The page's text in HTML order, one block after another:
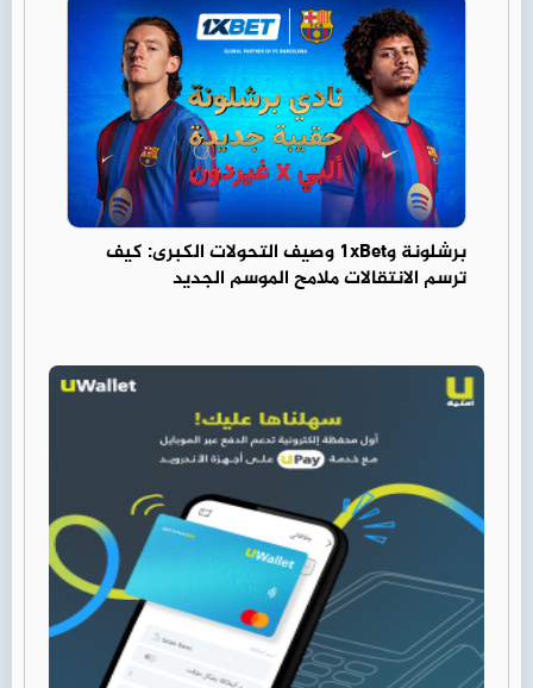
برشلونة و1xBet وصيف التحولات الكبرى: كيف
ترسم الانتقالات ملامح الموسم الجديد